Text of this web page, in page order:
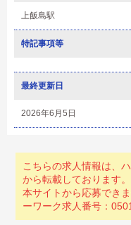
上飯島駅
特記事項等
最終更新日
2026年6月5日
こちらの求人情報は、
から転載しております。
本サイトから応募でき
ーワーク求人番号：